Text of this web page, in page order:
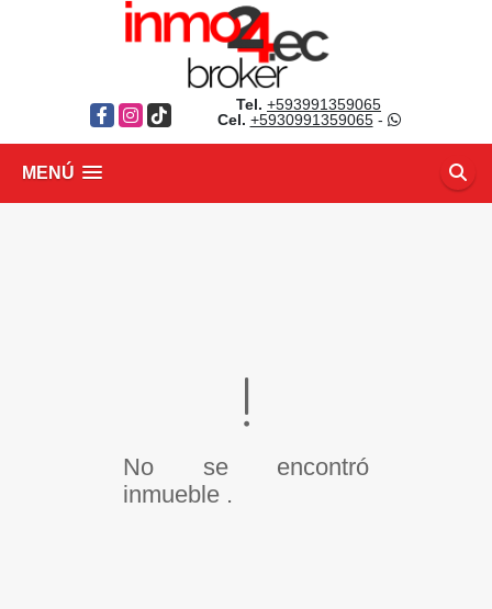
Facebook
Instagram
TikTok
Tel. +593991359065
Cel. +5930991359065-
MENÚ
No se encontró
inmueble .